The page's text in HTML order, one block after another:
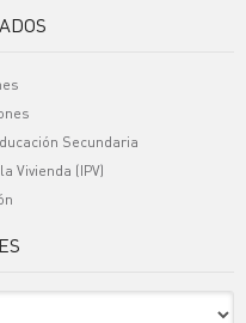
Secundaria
Vivienda (IPV)